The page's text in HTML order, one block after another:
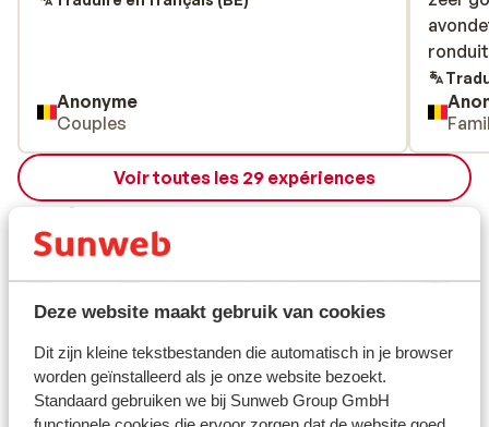
Deze website maakt gebruik van cookies
Dit zijn kleine tekstbestanden die automatisch in je browser
worden geïnstalleerd als je onze website bezoekt.
Standaard gebruiken we bij Sunweb Group GmbH
Anonyme
Couples
Voir toutes les 29 expériences
Emplacement
Afficher sur la carte